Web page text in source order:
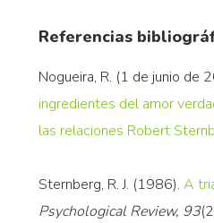
Referencias
Nogueira, R. (1 de junio de
ingredientes del amor
las relaciones Robert
Sternberg, R. J. (1986). A
Psychological Review, 93